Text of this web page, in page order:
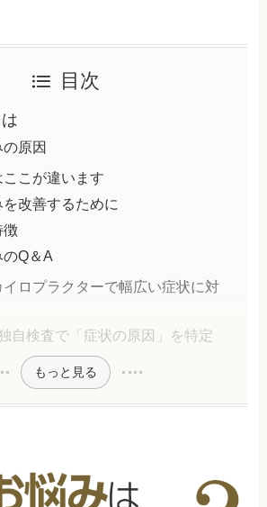
目次
原因
こが違います
改善するために
徴
Q＆A
イロプラクターで幅広い症状に対
自検査で「症状の原因」を特定
もっと見る